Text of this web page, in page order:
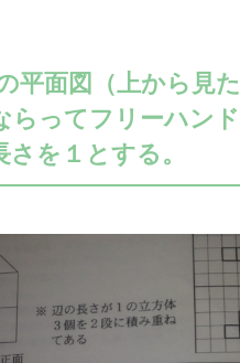
平面図（上から見
らってフリーハン
を１とする。